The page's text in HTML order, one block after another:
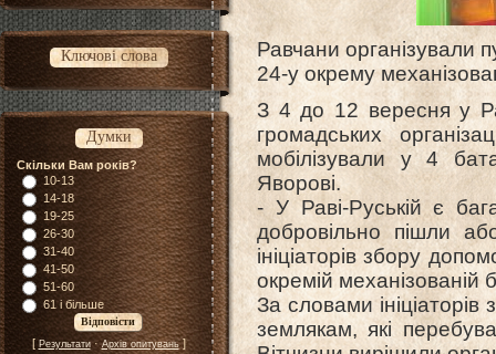
Ключові слова
Думки
Скільки Вам років?
10-13
14-18
19-25
26-30
31-40
41-50
51-60
61 і більше
[ Результати·Архів опитувань]
Равчани організували
24-у окрему
З 4 до 12 вересня у
громадських
мобілізували у 4
Яворові.
- У Раві-Руській є
добровільно пішли
ініціаторів збору
окремій механізованій
За словами
землякам, які